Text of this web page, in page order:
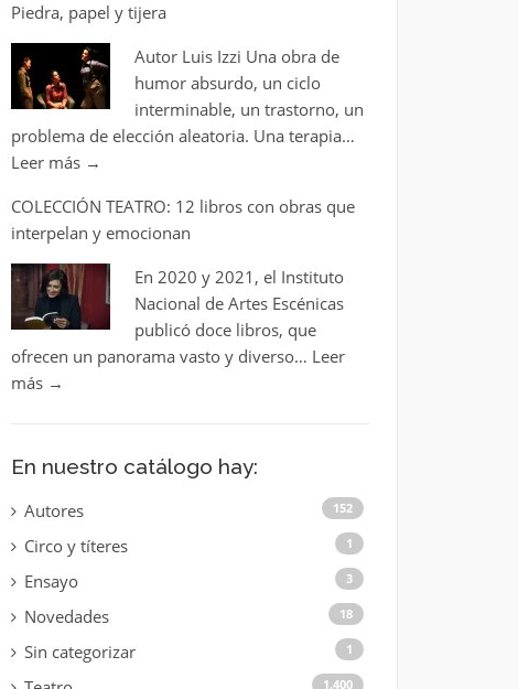
Piedra, papel y tijera
Autor Luis Izzi Una obra de
humor absurdo, un ciclo
interminable, un trastorno, un
problema de elección aleatoria. Una terapia…
Leer más →
COLECCIÓN TEATRO: 12 libros con obras que
interpelan y emocionan
En 2020 y 2021, el Instituto
Nacional de Artes Escénicas
publicó doce libros, que
ofrecen un panorama vasto y diverso… Leer
más →
En nuestro catálogo hay:
Autores 152
Circo y títeres 1
Ensayo 3
Novedades 18
Sin categorizar 1
1.400